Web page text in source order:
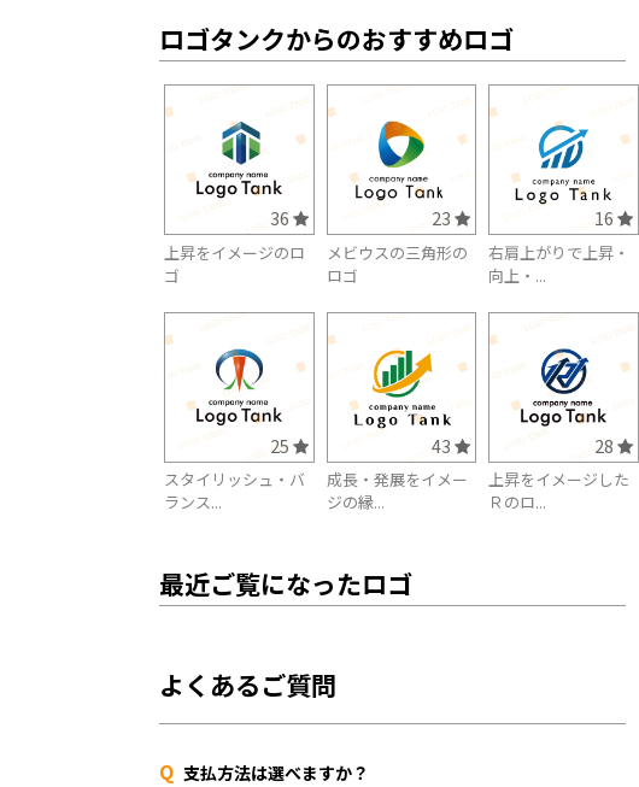
ロゴタンクからのおすすめロゴ
36
上昇をイメージのロ
ゴ
23
メビウスの三角形の
ロゴ
16
右肩上がりで上昇・
向上・...
25
スタイリッシュ・バ
ランス...
43
成長・発展をイメー
ジの縁...
28
上昇をイメージした
Ｒのロ...
最近ご覧になったロゴ
よくあるご質問
Q 支払方法は選べますか？